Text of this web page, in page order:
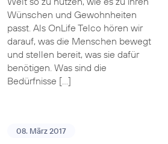
Wünschen und Gewohnheiten
passt. Als OnLife Telco hören wir
darauf, was die Menschen bewegt
und stellen bereit, was sie dafür
benötigen. Was sind die
Bedürfnisse […]
08. März 2017